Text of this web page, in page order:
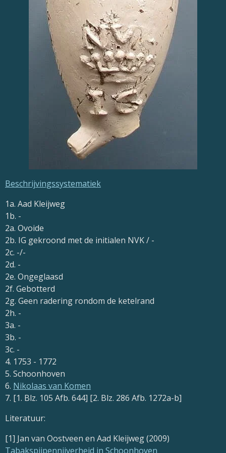
Beschrijvingssystematiek
1a. Aad Kleijweg
1b. -
2a. Ovoide
2b. IG gekroond met de initialen NVK / -
2c. -/-
2d. -
2e. Ongeglaasd
2f. Gebotterd
2g. Geen radering rondom de ketelrand
2h. -
3a. -
3b. -
3c. -
4. 1753 - 1772
5. Schoonhoven
6. Nikolaas van Komen
7. [1. Blz. 105 Afb. 644] [2. Blz. 286 Afb. 1272a-b]
Literatuur:
[1] Jan van Oostveen en Aad Kleijweg (2009)
Tabakspijpennijverheid in Schoonhoven